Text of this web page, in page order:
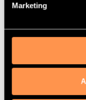
Marketing
Motor code
Data
CERCA